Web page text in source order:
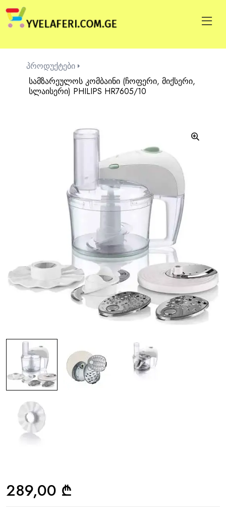
პროდუქტები
სამზარეულოს კომბაინი (ჩოფერი, მიქსერი,
სლაისერი) PHILIPS HR7605/10
289,00 ₾